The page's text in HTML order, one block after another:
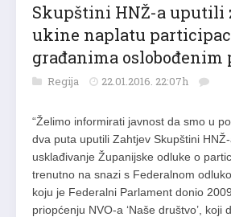
Skupštini HNŽ-a uputili
ukine naplatu
građanima oslobođenim
Regija 22.01.2016. 22:07h
“Želimo informirati javnost da smo u
dva puta uputili Zahtjev Skupštini
usklađivanje Županijske odluke o
trenutno na snazi s Federalnom
koju je Federalni Parlament donio
priopćenju NVO-a ‘Naše društvo’, koji